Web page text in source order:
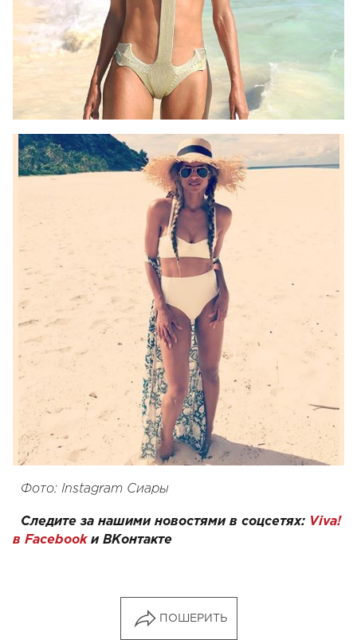
Фото: Instagram Сиары
Следите за нашими новостями в соцсетях: Viva!
в Facebookи ВКонтакте
ПОШЕРИТЬ